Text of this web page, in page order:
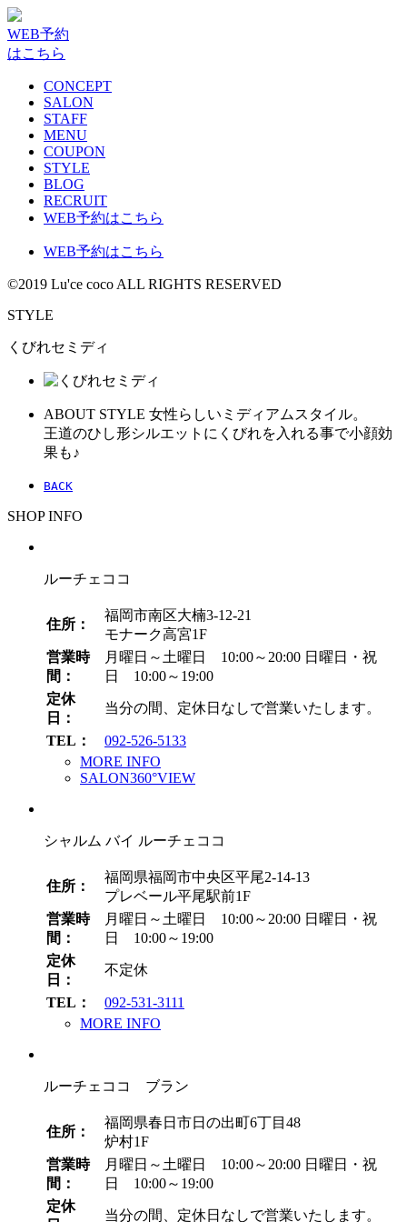
WEB予約
はこちら
CONCEPT
SALON
STAFF
MENU
COUPON
STYLE
BLOG
RECRUIT
WEB予約はこちら
WEB予約はこちら
©2019 Lu'ce coco ALL RIGHTS RESERVED
STYLE
くびれセミディ
ABOUT STYLE 女性らしいミディアムスタイル。
王道のひし形シルエットにくびれを入れる事で小顔効
果も♪
BACK
SHOP INFO
ルーチェココ
住所：
福岡市南区大楠3-12-21
モナーク高宮1F
営業時
間：
月曜日～土曜日 10:00～20:00 日曜日・祝
日 10:00～19:00
定休
日：
当分の間、定休日なしで営業いたします。
TEL：
092-526-5133
MORE INFO
SALON360°VIEW
シャルム バイ ルーチェココ
住所：
福岡県福岡市中央区平尾2-14-13
プレベール平尾駅前1F
営業時
間：
月曜日～土曜日 10:00～20:00 日曜日・祝
日 10:00～19:00
定休
日：
不定休
TEL：
092-531-3111
MORE INFO
ルーチェココ ブラン
住所：
福岡県春日市日の出町6丁目48
炉村1F
営業時
間：
月曜日～土曜日 10:00～20:00 日曜日・祝
日 10:00～19:00
定休
当分の間、定休日なしで営業いたします。